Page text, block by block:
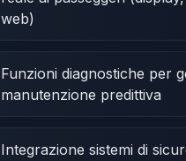
web)
Funzioni diagnostiche per
manutenzione predittiva
Integrazione sistemi di